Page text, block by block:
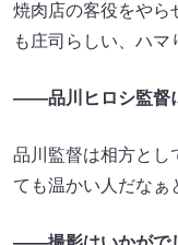
焼肉店の客役をやら
も庄司らしい、ハマ
――品川ヒロシ監督
品川監督は相方とし
ても温かい人だなぁ